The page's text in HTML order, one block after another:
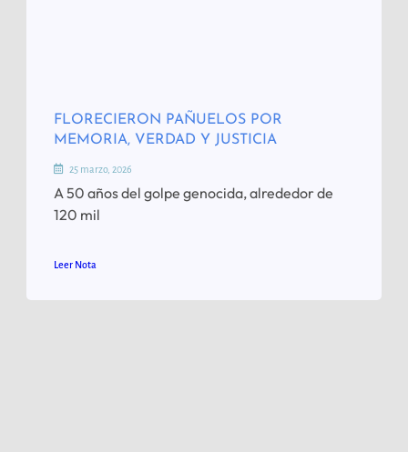
FLORECIERON PAÑUELOS POR
MEMORIA, VERDAD Y JUSTICIA
25 marzo, 2026
A 50 años del golpe genocida, alrededor de
120 mil
Leer Nota